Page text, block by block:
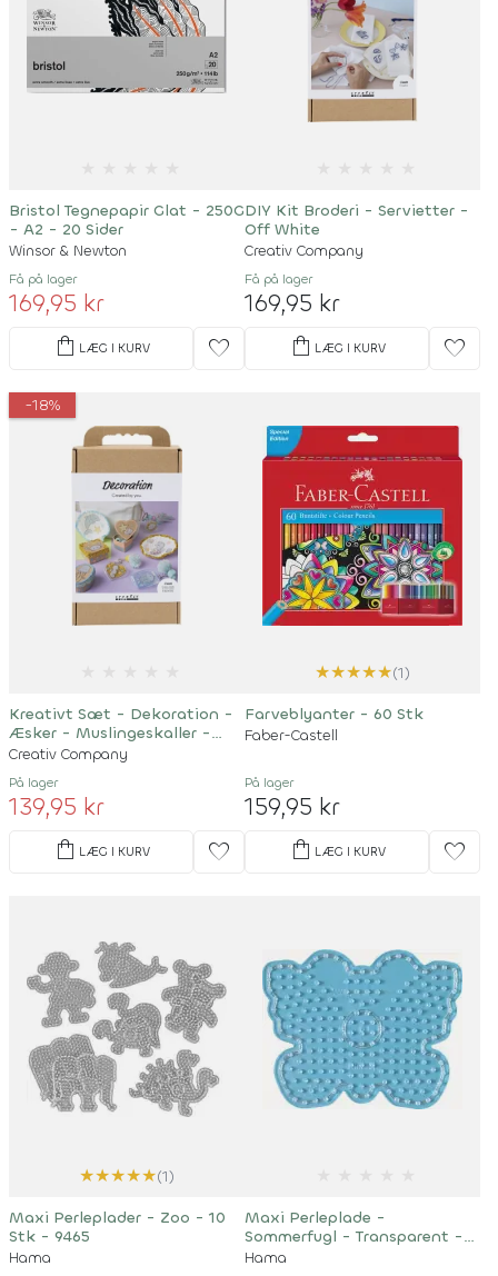
Bristol Tegnepapir Glat - 250G
- A2 - 20 Sider
Winsor & Newton
Få på lager
169,95 kr
shopping_bag LÆG I KURV favorite
DIY Kit Broderi - Servietter -
Off White
Creativ Company
Få på lager
169,95 kr
shopping_bag LÆG I KURV favorite
-18%
Kreativt Sæt - Dekoration -
Æsker - Muslingeskaller -
Nøgleringe - Pastelfarver
Creativ Company
På lager
139,95 kr
shopping_bag LÆG I KURV favorite
★★★★★(1)
Farveblyanter - 60 Stk
Faber-Castell
På lager
159,95 kr
shopping_bag LÆG I KURV favorite
★★★★★(1)
Maxi Perleplader - Zoo - 10
Stk - 9465
Hama
Maxi Perleplade -
Sommerfugl - Transparent -
8218
Hama